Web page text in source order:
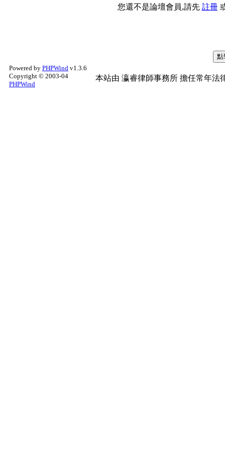
您還不是論壇會員,請先 註冊
Powered by PHPWind v1.3.6
Copyright © 2003-04
PHPWind
本站由 瀛睿律師事務所 擔任常年法